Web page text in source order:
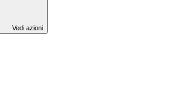
Vedi azioni